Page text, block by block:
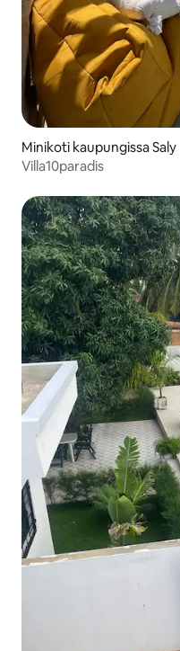
Minikoti kaupungissa Saly
Villa10paradis